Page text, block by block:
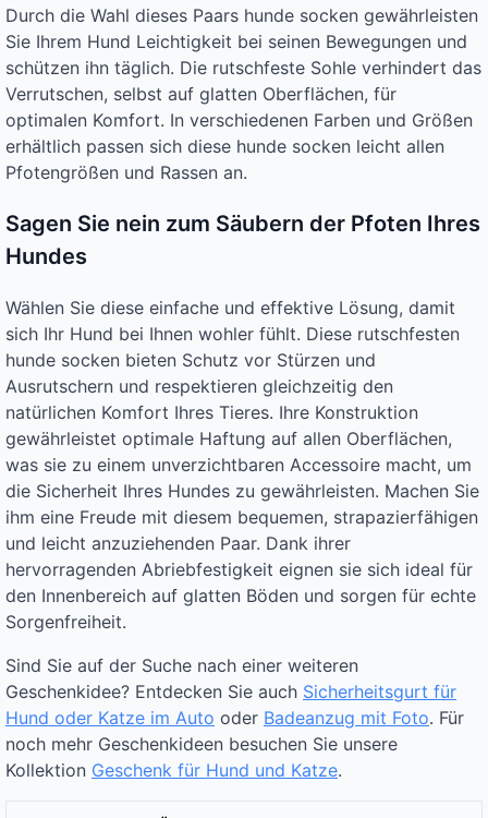
Durch die Wahl dieses Paars hunde socken gewährleisten
Sie Ihrem Hund Leichtigkeit bei seinen Bewegungen und
schützen ihn täglich. Die rutschfeste Sohle verhindert das
Verrutschen, selbst auf glatten Oberflächen, für
optimalen Komfort. In verschiedenen Farben und Größen
erhältlich passen sich diese hunde socken leicht allen
Pfotengrößen und Rassen an.
Sagen Sie nein zum Säubern der Pfoten Ihres
Hundes
Wählen Sie diese einfache und effektive Lösung, damit
sich Ihr Hund bei Ihnen wohler fühlt. Diese rutschfesten
hunde socken bieten Schutz vor Stürzen und
Ausrutschern und respektieren gleichzeitig den
natürlichen Komfort Ihres Tieres. Ihre Konstruktion
gewährleistet optimale Haftung auf allen Oberflächen,
was sie zu einem unverzichtbaren Accessoire macht, um
die Sicherheit Ihres Hundes zu gewährleisten. Machen Sie
ihm eine Freude mit diesem bequemen, strapazierfähigen
und leicht anzuziehenden Paar. Dank ihrer
hervorragenden Abriebfestigkeit eignen sie sich ideal für
den Innenbereich auf glatten Böden und sorgen für echte
Sorgenfreiheit.
Sind Sie auf der Suche nach einer weiteren
Geschenkidee? Entdecken Sie auch Sicherheitsgurt für
Hund oder Katze im Auto oder Badeanzug mit Foto. Für
noch mehr Geschenkideen besuchen Sie unsere
Kollektion Geschenk für Hund und Katze.